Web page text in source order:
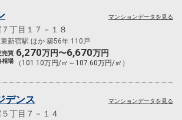
丁目１７－１８
新宿駅 ほか 築56年 110戸
売買
相場
6,270万円〜6,670万円
（101.10万円/㎡～107.60万円/㎡）
マンションデータを見る
デンス
丁目７－１４
マンションデータを見る